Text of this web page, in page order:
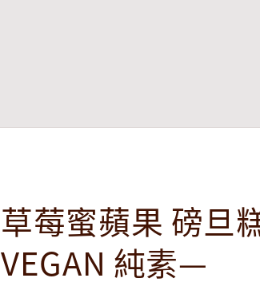
草莓蜜蘋果 磅旦
VEGAN 純素—